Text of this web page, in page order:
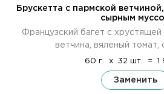
Брускетта с пармской
сырным
Французский багет с хрустящей
ветчина, вяленый томат,
60 г. x 32 шт. = 1
Заменить